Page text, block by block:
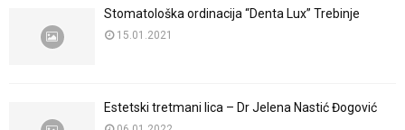
Stomatološka ordinacija “Denta Lux” Trebinje
15.01.2021
Estetski tretmani lica – Dr Jelena Nastić Đogović